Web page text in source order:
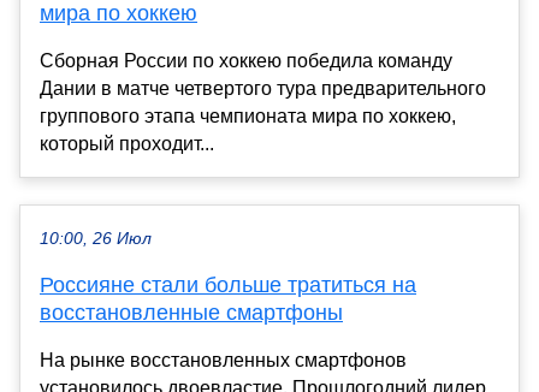
мира по хоккею
Сборная России по хоккею победила команду
Дании в матче четвертого тура предварительного
группового этапа чемпионата мира по хоккею,
который проходит...
10:00, 26 Июл
Россияне стали больше тратиться на
восстановленные смартфоны
На рынке восстановленных смартфонов